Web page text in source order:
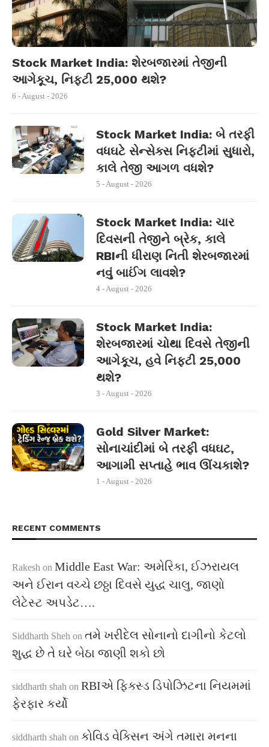
Stock Market India: શેરબજારમાં તેજીની
આગેકૂચ, નિફ્ટી 25,000 થશે?
6 - August - 2026
Stock Market India: બે તરફી
વધઘટે સેન્સેક્સ નિફ્ટીમાં સુધારો,
કાલે તેજી આગળ વધશે?
5 - August - 2026
Stock Market India: ચાર
દિવસની તેજીને બ્રેક, કાલે
RBIની ધીરાણ નિતી શેરબજારમાં
નવું બાઈંગ લાવશે?
4 - August - 2026
Stock Market India:
શેરબજારમાં ચોથા દિવસે તેજીની
આગેકૂચ, હવે નિફ્ટી 25,000
થશે?
3 - August - 2026
Gold Silver Market:
સોનાચાંદીમાં બે તરફી વધઘટ,
આગામી સપ્તાહે ભાવ ઊંચકાશે?
1 - August - 2026
RECENT COMMENTS
Rakesh on Middle East War: અમેરિકા, ઈઝરાયલ
અને ઈરાન વચ્ચે છઠ્ઠા દિવસે યુદ્ધ ચાલુ, જાણો
લેટેસ્ટ અપડેટ….
Siddharth Sheh on તમે ખરીદેલ સોનાનો દાગીનો કેટલો
શુદ્ધ છે તે ઘરે બેઠા જાણી શકો છો
siddharth shah on RBIએ ફિક્સ્ડ ડિપોઝિટના નિયમમાં
ફેરફાર કર્યો
siddharth shah on કોવિડ વેક્સિન અંગે તમારા મનના